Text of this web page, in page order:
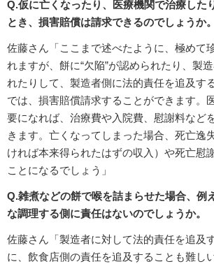
Q.仮に亡くなったり、医療機関で治療した
とき、損害賠償は請求できるのでしょうか。
佐藤さん「ここまで述べたように、極めて
れますが、餅に“欠陥”が認められたり、製
れたりして、製造者側に法的責任を追及す
では、損害賠償請求することができます。
要になれば、治療費や入院費、慰謝料など
きます。亡くなってしまった場合、死亡逸
ければ本来得られたはずの収入）や死亡慰
ことになるでしょう」
Q.雑煮などの餅で喉を詰まらせた場合、例
な調理する側に責任はないのでしょうか。
佐藤さん「製造者に対して法的責任を追及
に、飲食店側の責任を追及することも難し